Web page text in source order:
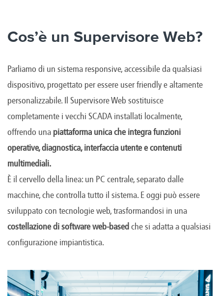
Cos’è un Supervisore Web?
Parliamo di un sistema responsive, accessibile da qualsiasi
dispositivo, progettato per essere user friendly e altamente
personalizzabile. Il Supervisore Web sostituisce
completamente i vecchi SCADA installati localmente,
offrendo una piattaforma unica che integra funzioni
operative, diagnostica, interfaccia utente e contenuti
multimediali.
È il cervello della linea: un PC centrale, separato dalle
macchine, che controlla tutto il sistema. E oggi può essere
sviluppato con tecnologie web, trasformandosi in una
costellazione di software web-based che si adatta a qualsiasi
configurazione impiantistica.